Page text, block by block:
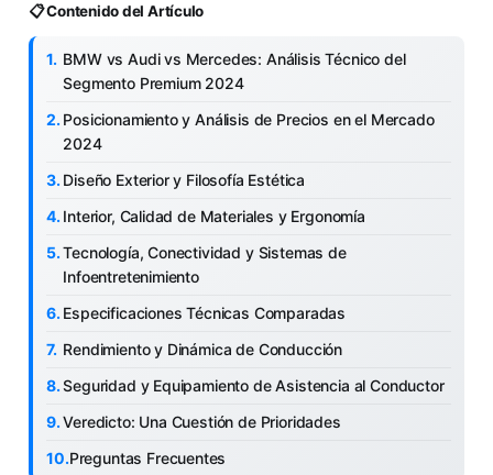
📋 Contenido del Artículo
BMW vs Audi vs Mercedes: Análisis Técnico del
Segmento Premium 2024
Posicionamiento y Análisis de Precios en el Mercado
2024
Diseño Exterior y Filosofía Estética
Interior, Calidad de Materiales y Ergonomía
Tecnología, Conectividad y Sistemas de
Infoentretenimiento
Especificaciones Técnicas Comparadas
Rendimiento y Dinámica de Conducción
Seguridad y Equipamiento de Asistencia al Conductor
Veredicto: Una Cuestión de Prioridades
Preguntas Frecuentes